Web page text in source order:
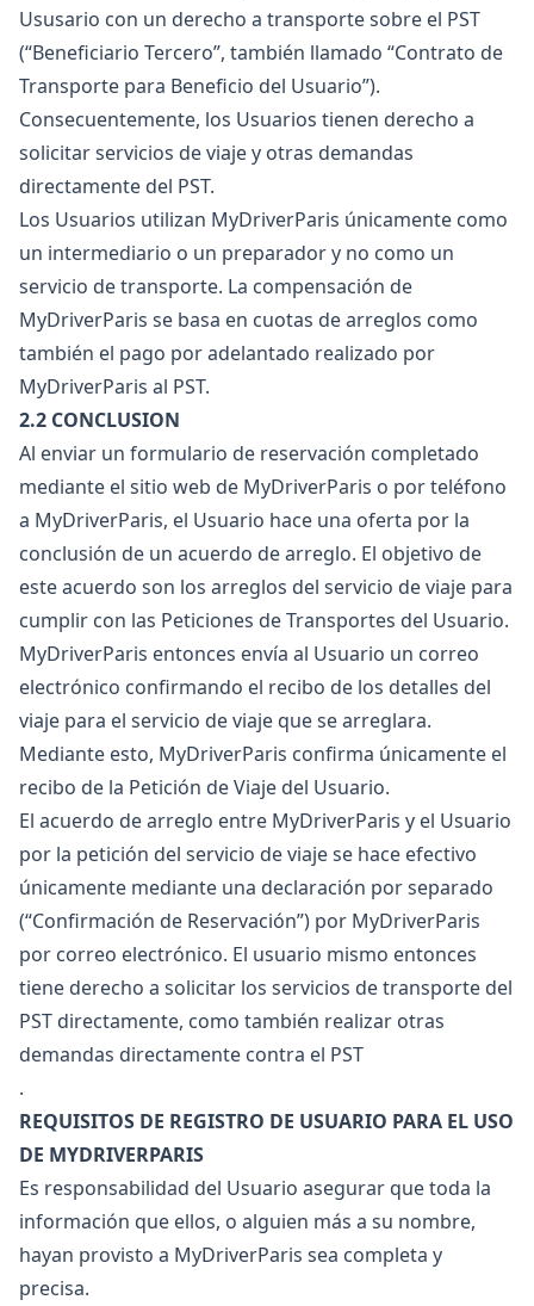
Ususario con un derecho a transporte sobre el PST
(“Beneficiario Tercero”, también llamado “Contrato de
Transporte para Beneficio del Usuario”).
Consecuentemente, los Usuarios tienen derecho a
solicitar servicios de viaje y otras demandas
directamente del PST.
Los Usuarios utilizan MyDriverParis únicamente como
un intermediario o un preparador y no como un
servicio de transporte. La compensación de
MyDriverParis se basa en cuotas de arreglos como
también el pago por adelantado realizado por
MyDriverParis al PST.
2.2 CONCLUSION
Al enviar un formulario de reservación completado
mediante el sitio web de MyDriverParis o por teléfono
a MyDriverParis, el Usuario hace una oferta por la
conclusión de un acuerdo de arreglo. El objetivo de
este acuerdo son los arreglos del servicio de viaje para
cumplir con las Peticiones de Transportes del Usuario.
MyDriverParis entonces envía al Usuario un correo
electrónico confirmando el recibo de los detalles del
viaje para el servicio de viaje que se arreglara.
Mediante esto, MyDriverParis confirma únicamente el
recibo de la Petición de Viaje del Usuario.
El acuerdo de arreglo entre MyDriverParis y el Usuario
por la petición del servicio de viaje se hace efectivo
únicamente mediante una declaración por separado
(“Confirmación de Reservación”) por MyDriverParis
por correo electrónico. El usuario mismo entonces
tiene derecho a solicitar los servicios de transporte del
PST directamente, como también realizar otras
demandas directamente contra el PST
.
REQUISITOS DE REGISTRO DE USUARIO PARA EL USO
DE MYDRIVERPARIS
Es responsabilidad del Usuario asegurar que toda la
información que ellos, o alguien más a su nombre,
hayan provisto a MyDriverParis sea completa y
precisa.